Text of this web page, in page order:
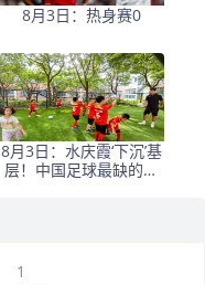
8月3日：热身赛0
8月3日：水庆霞‘下沉’基
层！中国足球最缺的到
1